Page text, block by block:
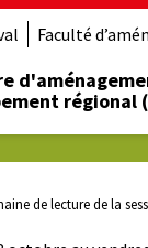
Faculté
régional
de lecture de la